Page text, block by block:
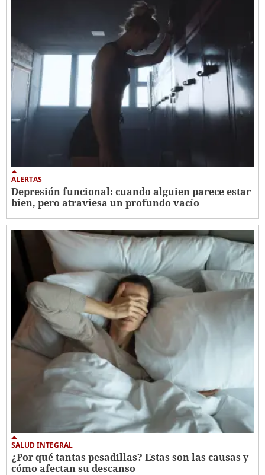
ALERTAS
Depresión funcional: cuando alguien parece estar
bien, pero atraviesa un profundo vacío
SALUD INTEGRAL
¿Por qué tantas pesadillas? Estas son las causas y
cómo afectan su descanso